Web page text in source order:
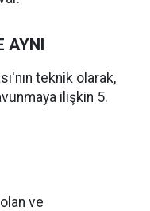
AYNI
teknik olarak,
ilişkin 5.
ve